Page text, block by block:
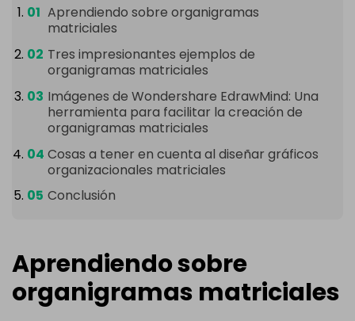
Aprendiendo sobre organigramas
matriciales
Tres impresionantes ejemplos de
organigramas matriciales
Imágenes de Wondershare EdrawMind: Una
herramienta para facilitar la creación de
organigramas matriciales
Cosas a tener en cuenta al diseñar gráficos
organizacionales matriciales
Conclusión
Aprendiendo sobre
organigramas matriciales